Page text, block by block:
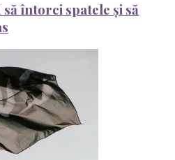
întorci spatele și să